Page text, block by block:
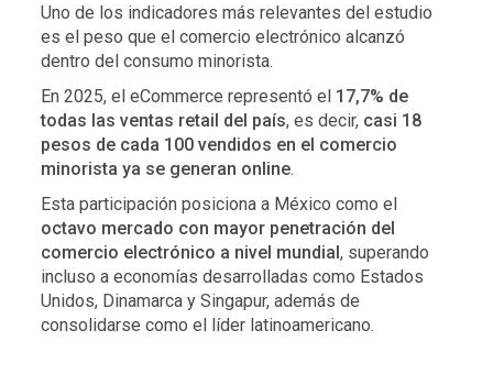
Uno de los indicadores más relevantes del estudio
es el peso que el comercio electrónico alcanzó
dentro del consumo minorista.
En 2025, el eCommerce representó el 17,7% de
todas las ventas retail del país, es decir, casi 18
pesos de cada 100 vendidos en el comercio
minorista ya se generan online.
Esta participación posiciona a México como el
octavo mercado con mayor penetración del
comercio electrónico a nivel mundial, superando
incluso a economías desarrolladas como Estados
Unidos, Dinamarca y Singapur, además de
consolidarse como el líder latinoamericano.